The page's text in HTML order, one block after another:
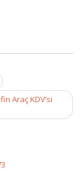
Araç KDV’si